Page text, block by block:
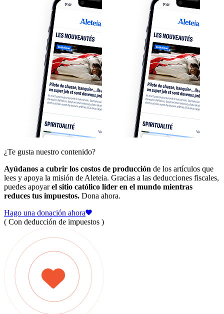
¿Te gusta nuestro contenido?
Ayúdanos a cubrir los costos de producción de los artículos que
lees y apoya la misión de Aleteia. Gracias a las deducciones fiscales,
puedes apoyarel sitio católico líder en el mundo mientras
reduces tus impuestos. Dona ahora.
Hago una donación ahora
( Con deducción de impuestos )